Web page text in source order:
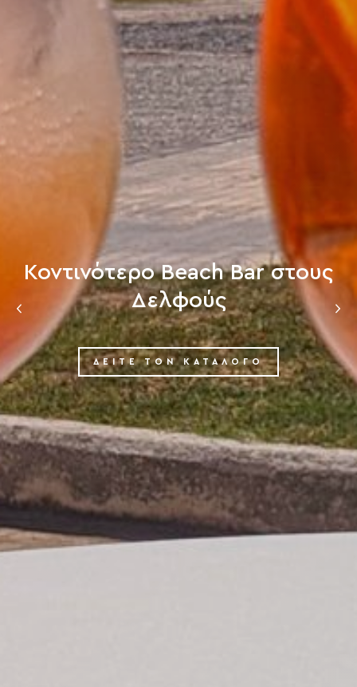
Κοντινότερο Beach Bar στους
Δελφούς
ΔΕΙΤΕ ΤΟΝ ΚΑΤΑΛΟΓΟ
‹ ›